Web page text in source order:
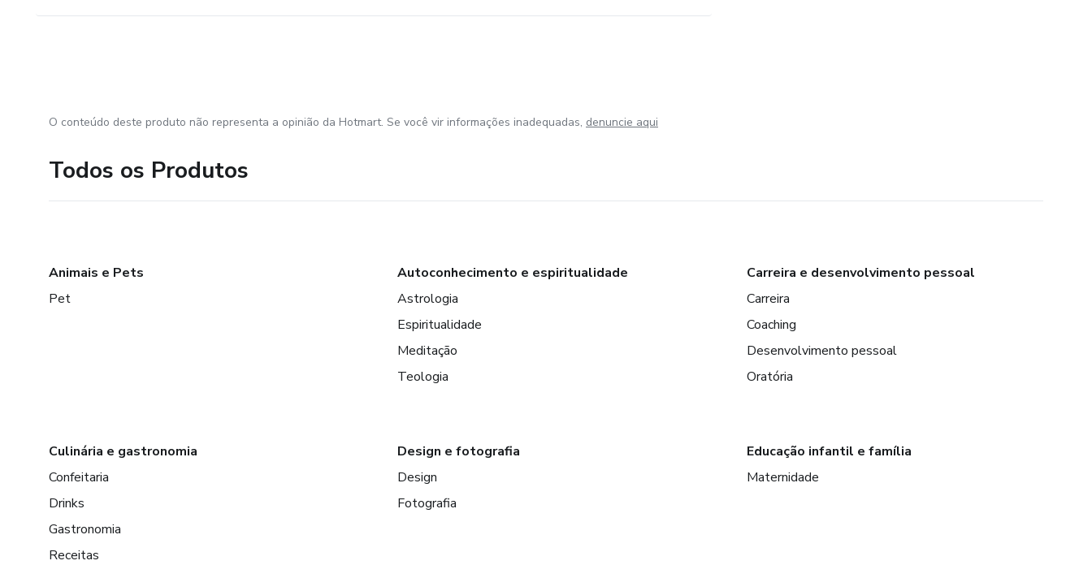
O conteúdo deste produto não representa a opinião da Hotmart. Se você vir informações inadequadas, denuncie aqui
Todos os Produtos
Animais e Pets
Pet
Autoconhecimento e espiritualidade
Astrologia
Espiritualidade
Meditação
Teologia
Carreira e desenvolvimento pessoal
Carreira
Coaching
Desenvolvimento pessoal
Oratória
Culinária e gastronomia
Confeitaria
Drinks
Gastronomia
Receitas
Design e fotografia
Design
Fotografia
Educação infantil e família
Maternidade